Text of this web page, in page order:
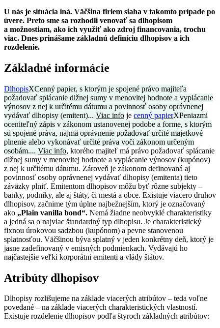
U nás je situácia iná. Väčšina firiem siaha v takomto prípade po
úvere. Preto sme sa rozhodli venovať sa dlhopisom
a možnostiam, ako ich využiť ako zdroj financovania, trochu
viac. Dnes prinášame základnú definíciu dlhopisov a ich
rozdelenie.
Základné informácie
DlhopisXCenný papier, s ktorým je spojené právo majiteľa
požadovať splácanie dlžnej sumy v menovitej hodnote a vyplácanie
výnosov z nej k určitému dátumu a povinnosť osoby oprávnenej
vydávať dlhopisy (emitent)... Viac info je cenný papierXPeniazmi
oceniteľný zápis v zákonom ustanovenej podobe a forme, s ktorým
sú spojené práva, najmä oprávnenie požadovať určité majetkové
plnenie alebo vykonávať určité práva voči zákonom určeným
osobám.... Viac info, ktorého majiteľ má právo požadovať splácanie
dlžnej sumy v menovitej hodnote a vyplácanie výnosov (kupónov)
z nej k určitému dátumu. Zároveň je zákonom definovaná aj
povinnosť osoby oprávnenej vydávať dlhopisy (emitenta) tieto
záväzky plniť. Emitentom dlhopisov môžu byť rôzne subjekty –
banky, podniky, ale aj štáty, či mestá a obce. Existuje viacero druhov
dlhopisov, začnime tým úplne najbežnejším, ktorý je označovaný
ako „Plain vanilla bond“. Nemá žiadne neobvyklé charakteristiky
a jedná sa o najviac štandardný typ dlhopisu. Je charakteristický
fixnou úrokovou sadzbou (kupónom) a pevne stanovenou
splatnosťou. Väčšinou býva splatný v jeden konkrétny deň, ktorý je
jasne zadefinovaný v emisných podmienkach. Vydávajú ho
najčastejšie veľkí korporátni emitenti a vlády štátov.
Atribúty dlhopisov
Dlhopisy rozlišujeme na základe viacerých atribútov – teda voľne
povedané – na základe viacerých charakteristických vlastností.
Existuje rozdelenie dlhopisov podľa štyroch základných atribútov: